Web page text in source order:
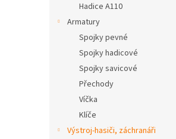
Hadice A110
Armatury
Spojky pevné
Spojky hadicové
Spojky savicové
Přechody
Víčka
Klíče
Výstroj-hasiči, záchranáři